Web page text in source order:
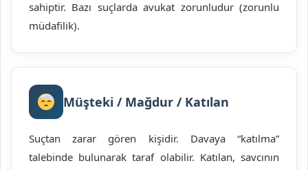
sahiptir. Bazı suçlarda avukat zorunludur (zorunlu
müdafilik).
Müşteki / Mağdur / Katılan
Suçtan zarar gören kişidir. Davaya “katılma”
talebinde bulunarak taraf olabilir. Katılan, savcının